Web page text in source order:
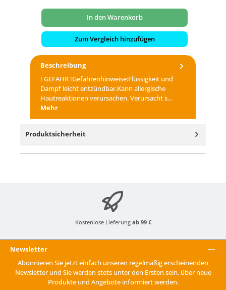
In den Warenkorb
Zum Vergleich hinzufügen
Beschreibung
! GEFAHR !Gefahrenhinweise:Flüssigkeit und
Dampf leicht entzündbar.Kann allergische
Hautreaktionen verursachen. Verursacht s…
Mehr
Produktsicherheit
Kostenlose Lieferung ab 99 €
Newsletter
Abonnieren Sie jetzt einfach unseren regelmäßig erscheinenden
Newsletter und Sie werden stets unter den Ersten sein, über neue
Produkte und Angebote informiert werden.